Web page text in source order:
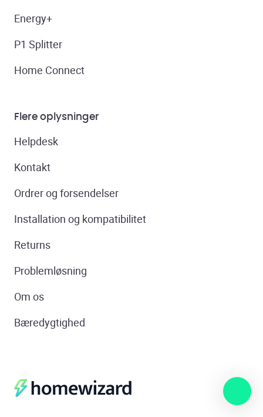
Energy+
P1 Splitter
Home Connect
Flere oplysninger
Helpdesk
Kontakt
Ordrer og forsendelser
Installation og kompatibilitet
Returns
Problemløsning
Om os
Bæredygtighed